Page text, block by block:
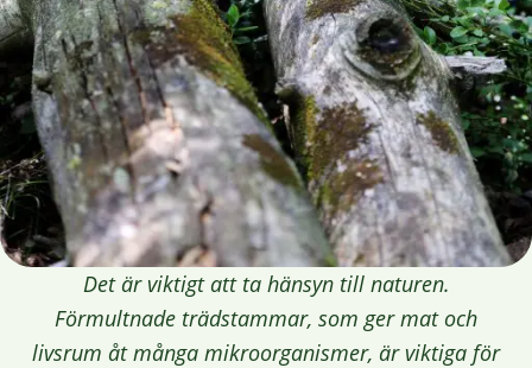
Det är viktigt att ta hänsyn till naturen.
Förmultnade trädstammar, som ger mat och
livsrum åt många mikroorganismer, är viktiga för